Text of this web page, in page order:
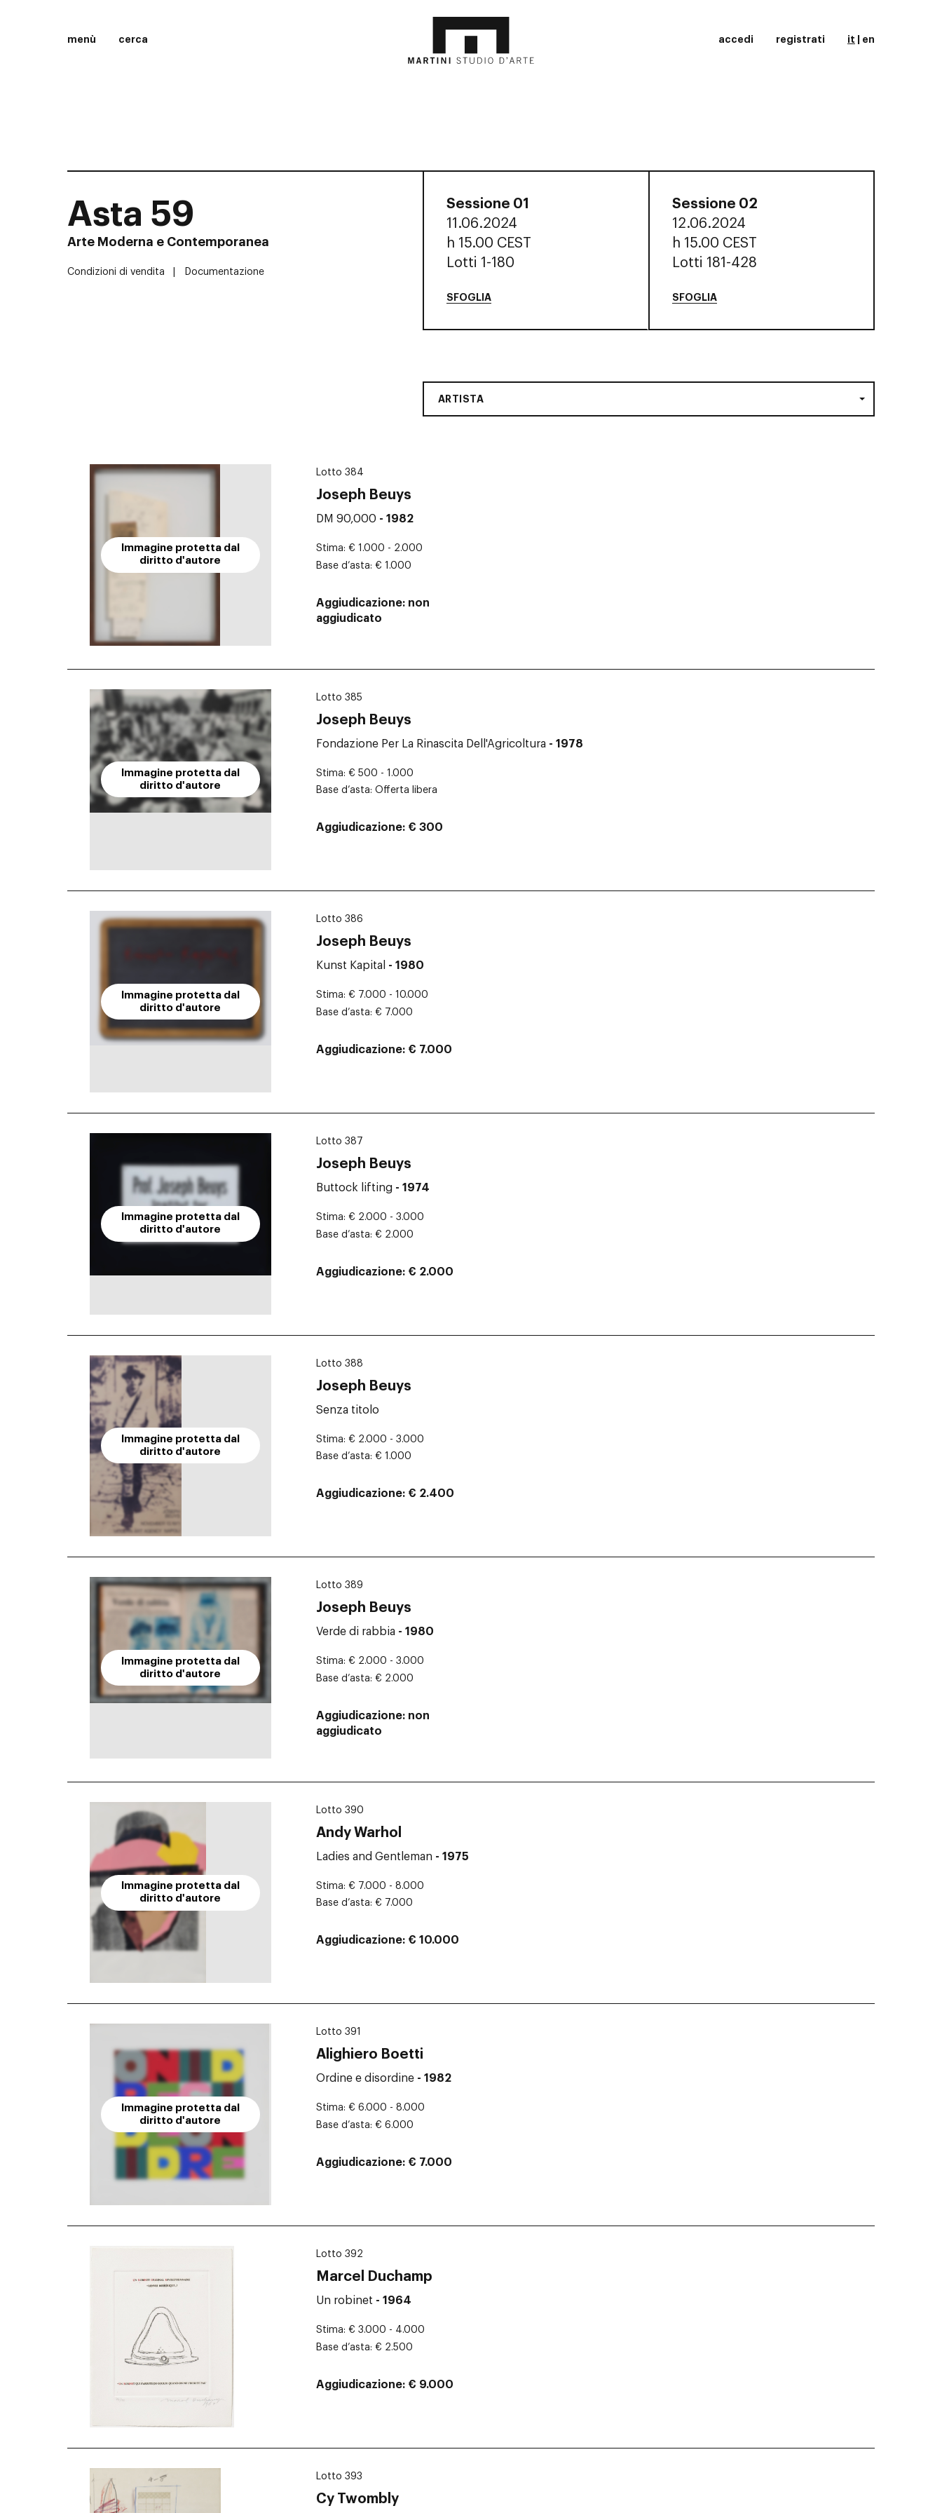
menù cerca accedi registrati it en
Asta 59
Arte Moderna e Contemporanea
Condizioni di vendita Documentazione
Sessione 01
11.06.2024
h 15.00 CEST
Lotti 1-180
SFOGLIA
Sessione 02
12.06.2024
h 15.00 CEST
Lotti 181-428
SFOGLIA
ARTISTA
Immagine protetta dal
diritto d'autore
Lotto 384
Joseph Beuys
DM 90,000 - 1982
Stima € 1.000 - 2.000
Base d’asta € 1.000
Aggiudicazione non
aggiudicato
Immagine protetta dal
diritto d'autore
Lotto 385
Joseph Beuys
Fondazione Per La Rinascita Dell'Agricoltura - 1978
Stima € 500 - 1.000
Base d’asta Offerta libera
Aggiudicazione € 300
Immagine protetta dal
diritto d'autore
Lotto 386
Joseph Beuys
Kunst Kapital - 1980
Stima € 7.000 - 10.000
Base d’asta € 7.000
Aggiudicazione € 7.000
Immagine protetta dal
diritto d'autore
Lotto 387
Joseph Beuys
Buttock lifting - 1974
Stima € 2.000 - 3.000
Base d’asta € 2.000
Aggiudicazione € 2.000
Immagine protetta dal
diritto d'autore
Lotto 388
Joseph Beuys
Senza titolo
Stima € 2.000 - 3.000
Base d’asta € 1.000
Aggiudicazione € 2.400
Immagine protetta dal
diritto d'autore
Lotto 389
Joseph Beuys
Verde di rabbia - 1980
Stima € 2.000 - 3.000
Base d’asta € 2.000
Aggiudicazione non
aggiudicato
Immagine protetta dal
diritto d'autore
Lotto 390
Andy Warhol
Ladies and Gentleman - 1975
Stima € 7.000 - 8.000
Base d’asta € 7.000
Aggiudicazione € 10.000
Immagine protetta dal
diritto d'autore
Lotto 391
Alighiero Boetti
Ordine e disordine - 1982
Stima € 6.000 - 8.000
Base d’asta € 6.000
Aggiudicazione € 7.000
Lotto 392
Marcel Duchamp
Un robinet - 1964
Stima € 3.000 - 4.000
Base d’asta € 2.500
Aggiudicazione € 9.000
Lotto 393
Cy Twombly